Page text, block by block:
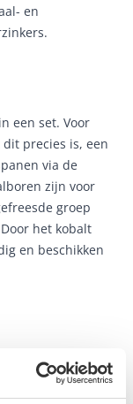
en
een set. Voor
precies is, een
via de
zijn voor
groep
het kobalt
en beschikken
Bovendien
je van een